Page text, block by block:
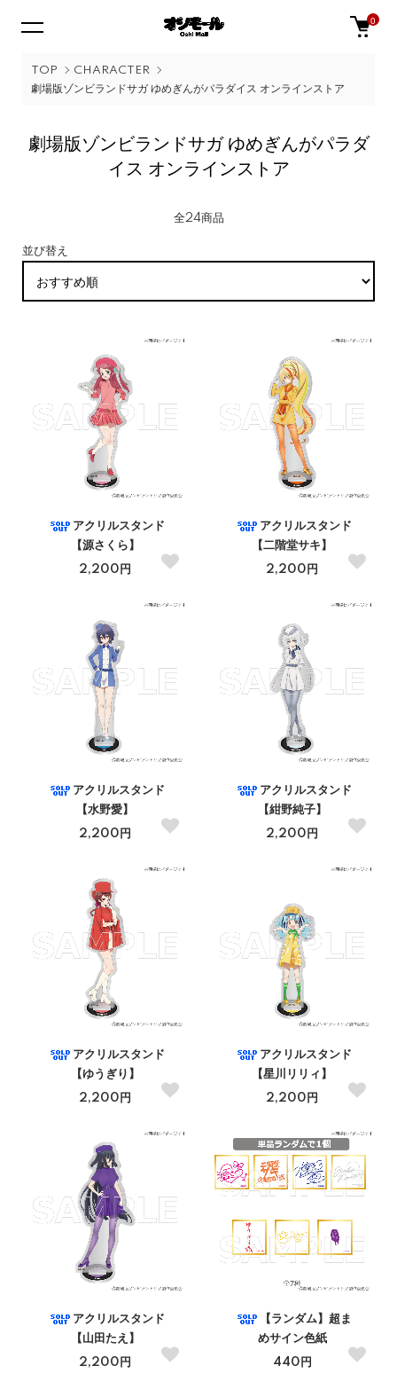
0
TOP
CHARACTER
劇場版ゾンビランドサガ ゆめぎんがパラダイス オンラインストア
劇場版ゾンビランドサガ ゆめぎんがパラダ
イス オンラインストア
全24商品
並び替え
アクリルスタンド
【源さくら】
2,200円
アクリルスタンド
【二階堂サキ】
2,200円
アクリルスタンド
【水野愛】
2,200円
アクリルスタンド
【紺野純子】
2,200円
アクリルスタンド
【ゆうぎり】
2,200円
アクリルスタンド
【星川リリィ】
2,200円
アクリルスタンド
【山田たえ】
2,200円
【ランダム】超ま
めサイン色紙
440円